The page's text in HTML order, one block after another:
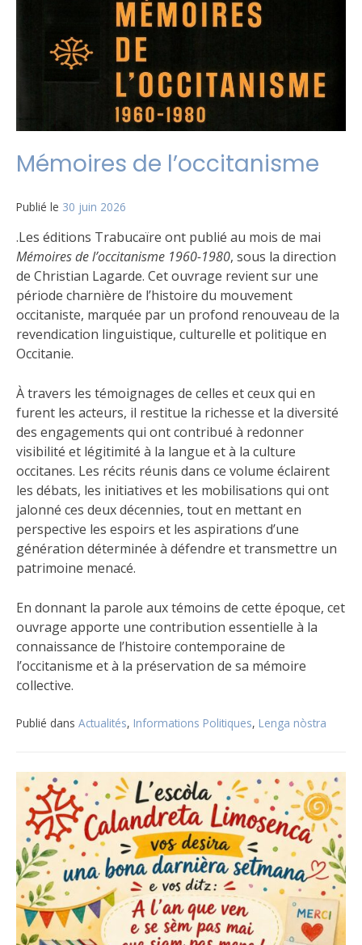
Mémoires de l’occitanisme
Publié le 30 juin 2026
.Les éditions Trabucaïre ont publié au mois de mai
Mémoires de l’occitanisme 1960-1980, sous la direction
de Christian Lagarde. Cet ouvrage revient sur une
période charnière de l’histoire du mouvement
occitaniste, marquée par un profond renouveau de la
revendication linguistique, culturelle et politique en
Occitanie.
À travers les témoignages de celles et ceux qui en
furent les acteurs, il restitue la richesse et la diversité
des engagements qui ont contribué à redonner
visibilité et légitimité à la langue et à la culture
occitanes. Les récits réunis dans ce volume éclairent
les débats, les initiatives et les mobilisations qui ont
jalonné ces deux décennies, tout en mettant en
perspective les espoirs et les aspirations d’une
génération déterminée à défendre et transmettre un
patrimoine menacé.
En donnant la parole aux témoins de cette époque, cet
ouvrage apporte une contribution essentielle à la
connaissance de l’histoire contemporaine de
l’occitanisme et à la préservation de sa mémoire
collective.
Publié dans Actualités, Informations Politiques, Lenga nòstra